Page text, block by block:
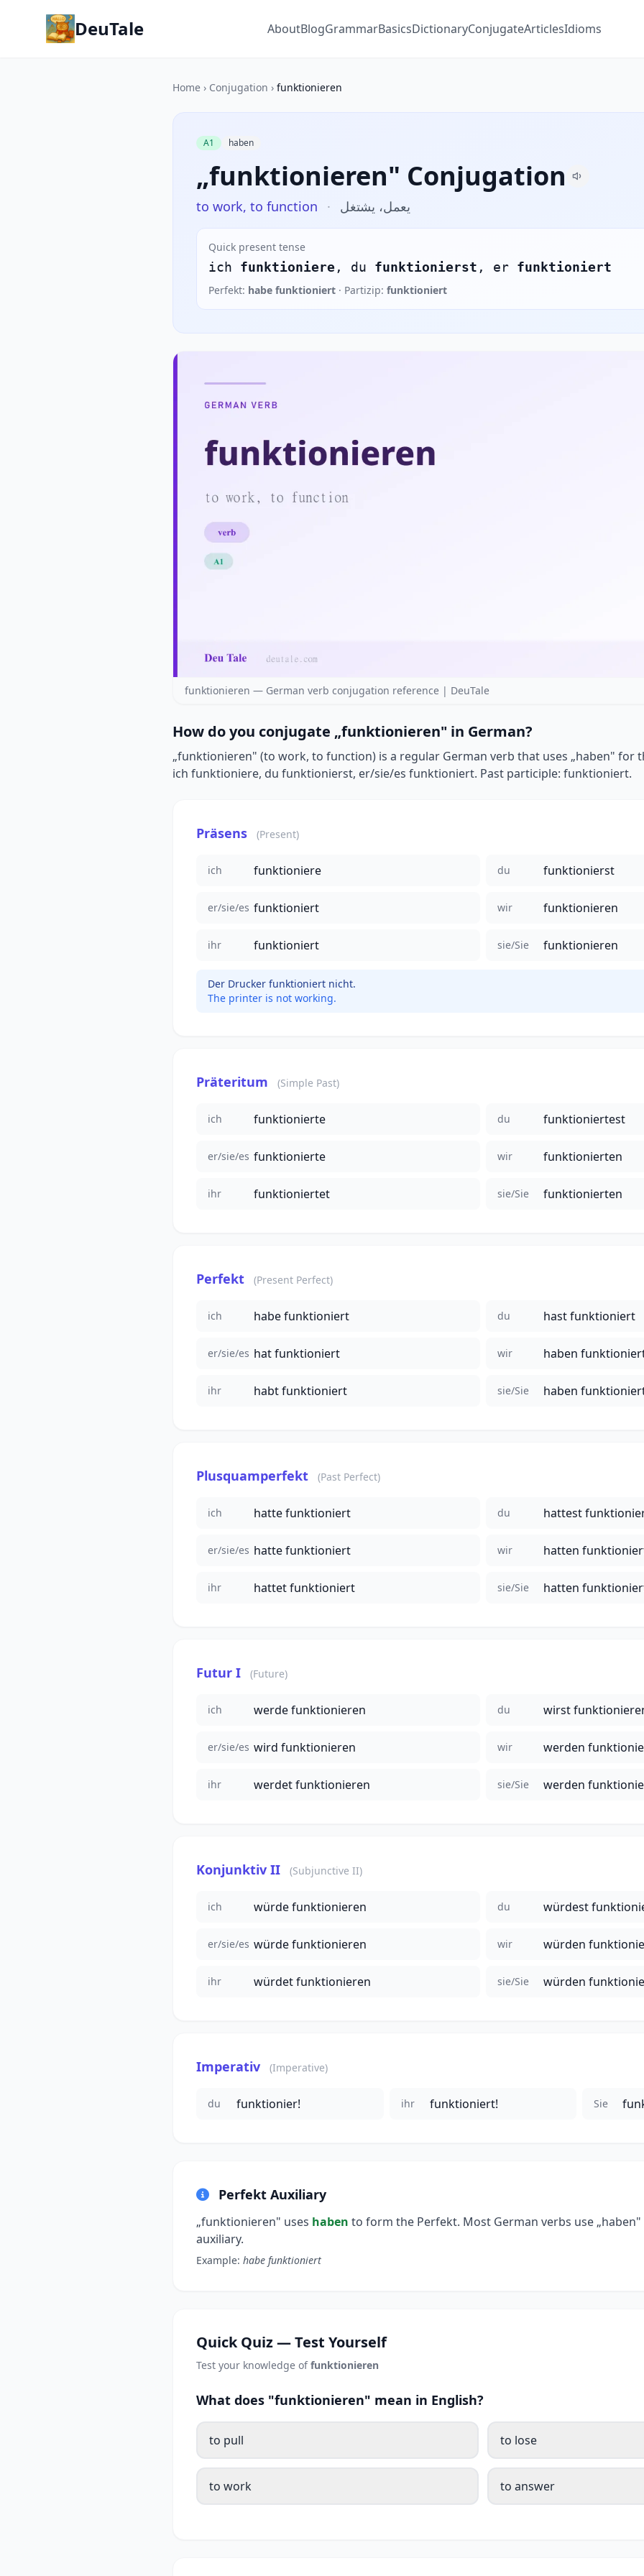
DeuTale AboutBlogGrammarBasicsDictionaryConjugateArticlesIdioms
Home › Conjugation › funktionieren
A1 haben
„funktionieren" Conjugation
to work, to function · يعمل، يشتغل
Quick present tense
ich funktioniere , du funktionierst , er funktioniert
Perfekt: habe funktioniert · Partizip: funktioniert
funktionieren — German verb conjugation reference | DeuTale
How do you conjugate „funktionieren" in German?
„funktionieren" (to work, to function) is a regular German verb that uses „haben" for
ich funktioniere, du funktionierst, er/sie/es funktioniert. Past participle: funktioniert.
Präsens (Present)
ich funktioniere du funktionierst
er/sie/es funktioniert wir funktionieren
ihr funktioniert sie/Sie funktionieren
Der Drucker funktioniert nicht.
The printer is not working.
Präteritum (Simple Past)
ich funktionierte du funktioniertest
er/sie/es funktionierte wir funktionierten
ihr funktioniertet sie/Sie funktionierten
Perfekt (Present Perfect)
ich habe funktioniert du hast funktioniert
er/sie/es hat funktioniert wir haben
ihr habt funktioniert sie/Sie haben
Plusquamperfekt (Past Perfect)
ich hatte funktioniert du hattest
er/sie/es hatte funktioniert wir hatten
ihr hattet funktioniert sie/Sie hatten
Futur I (Future)
ich werde funktionieren du wirst
er/sie/es wird funktionieren wir werden
ihr werdet funktionieren sie/Sie werden
Konjunktiv II (Subjunctive II)
ich würde funktionieren du würdest
er/sie/es würde funktionieren wir würden
ihr würdet funktionieren sie/Sie würden
Imperativ (Imperative)
du funktionier! ihr funktioniert! Sie
Perfekt Auxiliary
„funktionieren" uses haben to form the Perfekt. Most German verbs use
auxiliary.
Example: habe funktioniert
Quick Quiz — Test Yourself
Test your knowledge offunktionieren
What does "funktionieren" mean in English?
to pull to lose
to work to answer